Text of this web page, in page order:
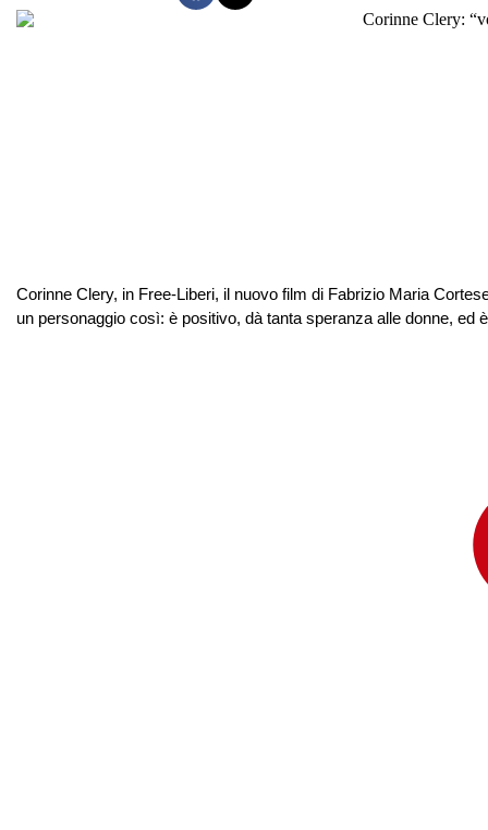
Corinne Clery, in Free-Liberi, il nuovo film di Fabrizio Maria
un personaggio così: è positivo, dà tanta speranza alle donne, ed